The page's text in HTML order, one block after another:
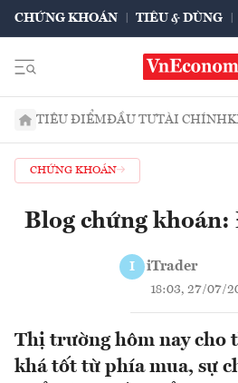
CHỨNG KHOÁN TIÊU & DÙNG
TIÊU ĐIỂMĐẦU TƯTÀI CHÍNH
CHỨNG KHOÁN
Blog chứng khoán:
I iTrader
18:03, 27/07/
Thị trường hôm nay cho
khá tốt từ phía mua, sự